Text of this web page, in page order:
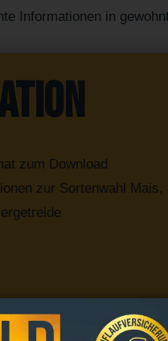
Informationen in
zum Download
zur Sortenwahl Mais,